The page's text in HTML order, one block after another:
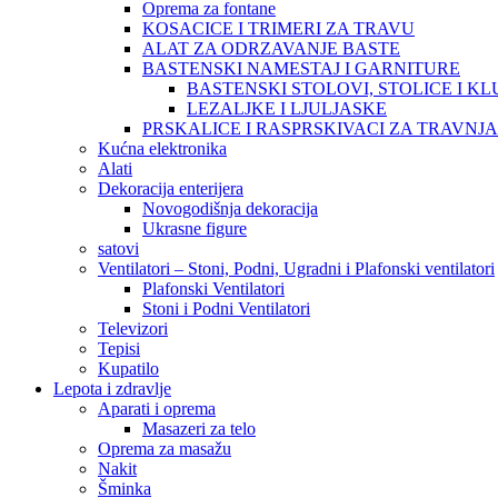
Oprema za fontane
KOSACICE I TRIMERI ZA TRAVU
ALAT ZA ODRZAVANJE BASTE
BASTENSKI NAMESTAJ I GARNITURE
BASTENSKI STOLOVI, STOLICE I
LEZALJKE I LJULJASKE
PRSKALICE I RASPRSKIVACI ZA
Kućna elektronika
Alati
Dekoracija enterijera
Novogodišnja dekoracija
Ukrasne figure
satovi
Ventilatori – Stoni, Podni, Ugradni i Plafonski ventilatori
Plafonski Ventilatori
Stoni i Podni Ventilatori
Televizori
Tepisi
Kupatilo
Lepota i zdravlje
Aparati i oprema
Masazeri za telo
Oprema za masažu
Nakit
Šminka